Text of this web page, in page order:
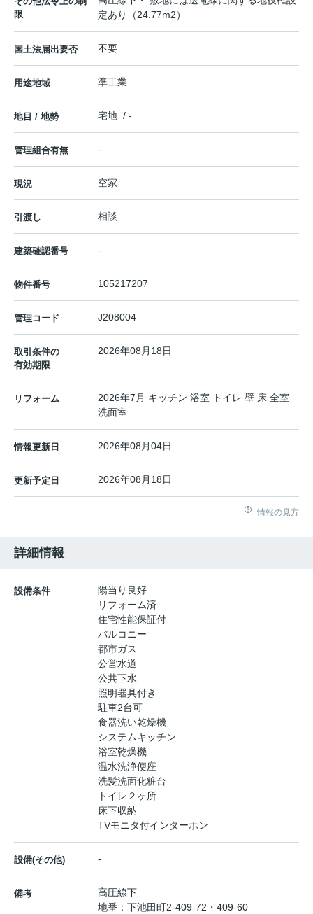
限
定あり（24.77m2）
国土法届出要否 不要
用途地域 準工業
地目 / 地勢 宅地 / -
管理組合有無 -
現況 空家
引渡し 相談
建築確認番号 -
物件番号 105217207
管理コード J208004
取引条件の
有効期限
2026年08月18日
リフォーム
2026年7月 キッチン 浴室 トイレ 壁 床 全室
洗面室
情報更新日 2026年08月04日
更新予定日 2026年08月18日
情報の見方
詳細情報
設備条件
陽当り良好
リフォーム済
住宅性能保証付
バルコニー
都市ガス
公営水道
公共下水
照明器具付き
駐車2台可
食器洗い乾燥機
システムキッチン
浴室乾燥機
温水洗浄便座
洗髪洗面化粧台
トイレ２ヶ所
床下収納
TVモニタ付インターホン
設備(その他) -
備考
高圧線下
地番：下池田町2-409-72・409-60